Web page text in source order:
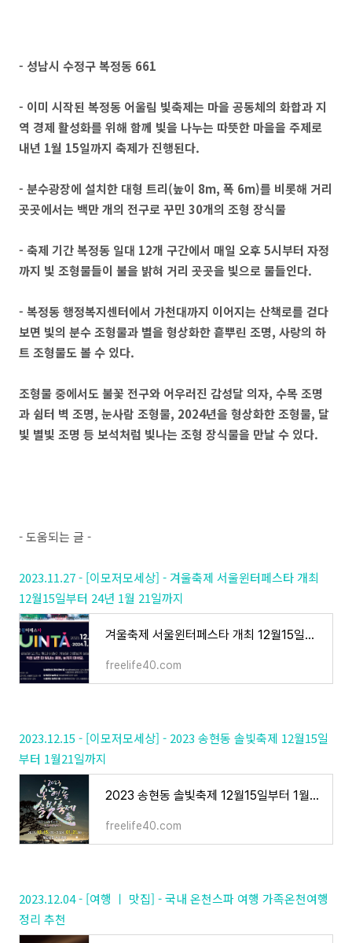
- 성남시 수정구 복정동 661
- 이미 시작된 복정동 어울림 빛축제는 마을 공동체의 화합과 지
역 경제 활성화를 위해 함께 빛을 나누는 따뜻한 마을을 주제로
내년 1월 15일까지 축제가 진행된다.
- 분수광장에 설치한 대형 트리(높이 8m, 폭 6m)를 비롯해 거리
곳곳에서는 백만 개의 전구로 꾸민 30개의 조형 장식물
- 축제 기간 복정동 일대 12개 구간에서 매일 오후 5시부터 자정
까지 빛 조형물들이 불을 밝혀 거리 곳곳을 빛으로 물들인다.
- 복정동 행정복지센터에서 가천대까지 이어지는 산책로를 걷다
보면 빛의 분수 조형물과 별을 형상화한 흩뿌린 조명, 사랑의 하
트 조형물도 볼 수 있다.
조형물 중에서도 불꽃 전구와 어우러진 감성달 의자, 수목 조명
과 쉼터 벽 조명, 눈사람 조형물, 2024년을 형상화한 조형물, 달
빛 별빛 조명 등 보석처럼 빛나는 조형 장식물을 만날 수 있다.
- 도움되는 글 -
2023.11.27 - [이모저모세상] - 겨울축제 서울윈터페스타 개최
12월15일부터 24년 1월 21일까지
겨울축제 서울윈터페스타 개최 12월15일부터 24년 1월 21일까지
freelife40.com
2023.12.15 - [이모저모세상] - 2023 송현동 솔빛축제 12월15일
부터 1월21일까지
2023 송현동 솔빛축제 12월15일부터 1월21일까지
freelife40.com
2023.12.04 - [여행 ㅣ 맛집] - 국내 온천스파 여행 가족온천여행
정리 추천